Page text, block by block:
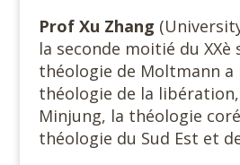
Prof Xu Zhang
la seconde moitié du XXè
théologie de Moltmann a
théologie de la
Minjung, la théologie
théologie du Sud Est et